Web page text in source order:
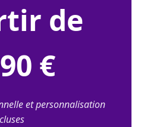
de
€
et personnalisation